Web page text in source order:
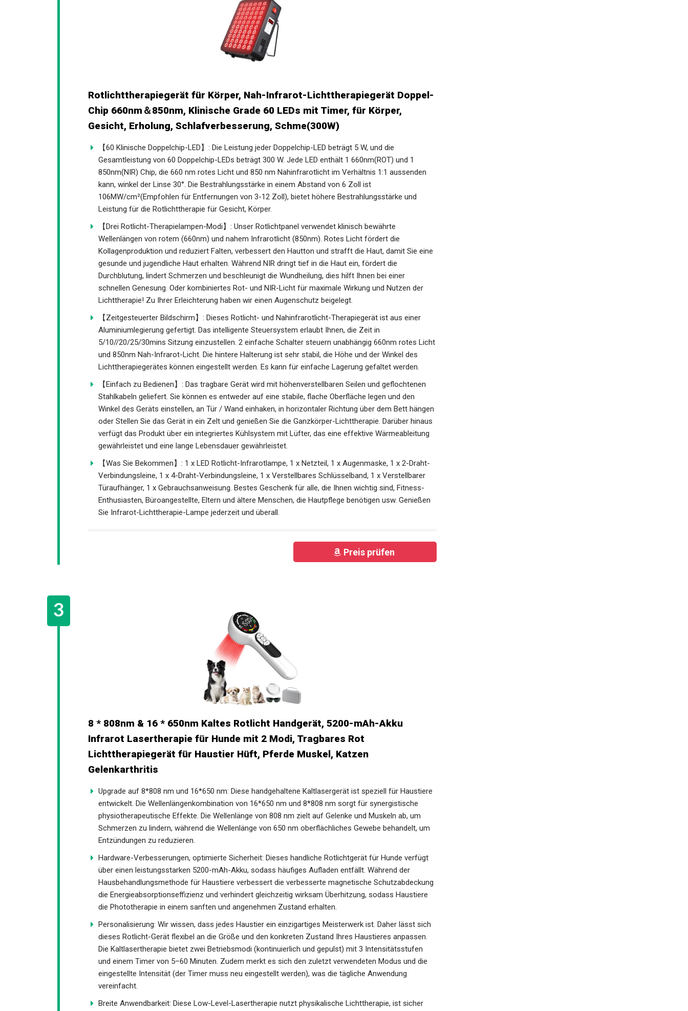
Rotlichttherapiegerät für Körper, Nah-Infrarot-Lichttherapiegerät Doppel-
Chip 660nm＆850nm, Klinische Grade 60 LEDs mit Timer, für Körper,
Gesicht, Erholung, Schlafverbesserung, Schme(300W)
【60 Klinische Doppelchip-LED】: Die Leistung jeder Doppelchip-LED beträgt 5 W, und die
Gesamtleistung von 60 Doppelchip-LEDs beträgt 300 W. Jede LED enthält 1 660nm(ROT) und 1
850nm(NIR) Chip, die 660 nm rotes Licht und 850 nm Nahinfrarotlicht im Verhältnis 1:1 aussenden
kann, winkel der Linse 30°. Die Bestrahlungsstärke in einem Abstand von 6 Zoll ist
106MW/cm²(Empfohlen für Entfernungen von 3-12 Zoll), bietet höhere Bestrahlungsstärke und
Leistung für die Rotlichttherapie für Gesicht, Körper.
【Drei Rotlicht-Therapielampen-Modi】: Unser Rotlichtpanel verwendet klinisch bewährte
Wellenlängen von rotem (660nm) und nahem Infrarotlicht (850nm). Rotes Licht fördert die
Kollagenproduktion und reduziert Falten, verbessert den Hautton und strafft die Haut, damit Sie eine
gesunde und jugendliche Haut erhalten. Während NIR dringt tief in die Haut ein, fördert die
Durchblutung, lindert Schmerzen und beschleunigt die Wundheilung, dies hilft Ihnen bei einer
schnellen Genesung. Oder kombiniertes Rot- und NIR-Licht für maximale Wirkung und Nutzen der
Lichttherapie! Zu Ihrer Erleichterung haben wir einen Augenschutz beigelegt.
【Zeitgesteuerter Bildschirm】: Dieses Rotlicht- und Nahinfrarotlicht-Therapiegerät ist aus einer
Aluminiumlegierung gefertigt. Das intelligente Steuersystem erlaubt Ihnen, die Zeit in
5/10//20/25/30mins Sitzung einzustellen. 2 einfache Schalter steuern unabhängig 660nm rotes Licht
und 850nm Nah-Infrarot-Licht. Die hintere Halterung ist sehr stabil, die Höhe und der Winkel des
Lichttherapiegerätes können eingestellt werden. Es kann für einfache Lagerung gefaltet werden.
【Einfach zu Bedienen】: Das tragbare Gerät wird mit höhenverstellbaren Seilen und geflochtenen
Stahlkabeln geliefert. Sie können es entweder auf eine stabile, flache Oberfläche legen und den
Winkel des Geräts einstellen, an Tür / Wand einhaken, in horizontaler Richtung über dem Bett hängen
oder Stellen Sie das Gerät in ein Zelt und genießen Sie die Ganzkörper-Lichttherapie. Darüber hinaus
verfügt das Produkt über ein integriertes Kühlsystem mit Lüfter, das eine effektive Wärmeableitung
gewährleistet und eine lange Lebensdauer gewährleistet.
【Was Sie Bekommen】: 1 x LED Rotlicht-Infrarotlampe, 1 x Netzteil, 1 x Augenmaske, 1 x 2-Draht-
Verbindungsleine, 1 x 4-Draht-Verbindungsleine, 1 x Verstellbares Schlüsselband, 1 x Verstellbarer
Türaufhänger, 1 x Gebrauchsanweisung. Bestes Geschenk für alle, die Ihnen wichtig sind, Fitness-
Enthusiasten, Büroangestellte, Eltern und ältere Menschen, die Hautpflege benötigen usw. Genießen
Sie Infrarot-Lichttherapie-Lampe jederzeit und überall.
Preis prüfen
8 * 808nm & 16 * 650nm Kaltes Rotlicht Handgerät, 5200-mAh-Akku
Infrarot Lasertherapie für Hunde mit 2 Modi, Tragbares Rot
Lichttherapiegerät für Haustier Hüft, Pferde Muskel, Katzen
Gelenkarthritis
Upgrade auf 8*808 nm und 16*650 nm: Diese handgehaltene Kaltlasergerät ist speziell für Haustiere
entwickelt. Die Wellenlängenkombination von 16*650 nm und 8*808 nm sorgt für synergistische
physiotherapeutische Effekte. Die Wellenlänge von 808 nm zielt auf Gelenke und Muskeln ab, um
Schmerzen zu lindern, während die Wellenlänge von 650 nm oberflächliches Gewebe behandelt, um
Entzündungen zu reduzieren.
Hardware-Verbesserungen, optimierte Sicherheit: Dieses handliche Rotlichtgerät für Hunde verfügt
über einen leistungsstarken 5200-mAh-Akku, sodass häufiges Aufladen entfällt. Während der
Hausbehandlungsmethode für Haustiere verbessert die verbesserte magnetische Schutzabdeckung
die Energieabsorptionseffizienz und verhindert gleichzeitig wirksam Überhitzung, sodass Haustiere
die Phototherapie in einem sanften und angenehmen Zustand erhalten.
Personalisierung: Wir wissen, dass jedes Haustier ein einzigartiges Meisterwerk ist. Daher lässt sich
dieses Rotlicht-Gerät flexibel an die Größe und den konkreten Zustand Ihres Haustieres anpassen.
Die Kaltlasertherapie bietet zwei Betriebsmodi (kontinuierlich und gepulst) mit 3 Intensitätsstufen
und einem Timer von 5–60 Minuten. Zudem merkt es sich den zuletzt verwendeten Modus und die
eingestellte Intensität (der Timer muss neu eingestellt werden), was die tägliche Anwendung
vereinfacht.
Breite Anwendbarkeit: Diese Low-Level-Lasertherapie nutzt physikalische Lichttherapie, ist sicher